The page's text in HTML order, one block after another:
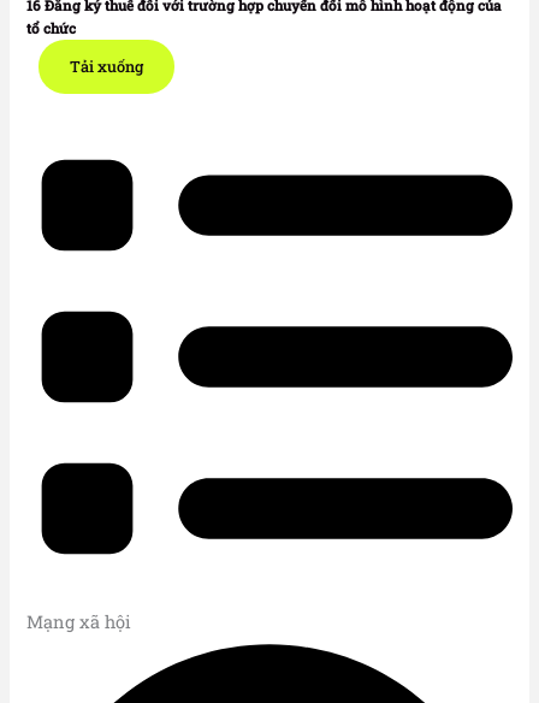
16 Đăng ký thuế đối với trường hợp chuyển đổi mô hình hoạt động của
tổ chức
Tải xuống
Mạng xã hội